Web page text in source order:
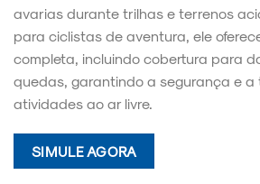
avarias durante trilhas e terrenos
para ciclistas de aventura, ele
completa, incluindo cobertura para
quedas, garantindo a segurança e a
atividades ao ar livre.
SIMULE AGORA